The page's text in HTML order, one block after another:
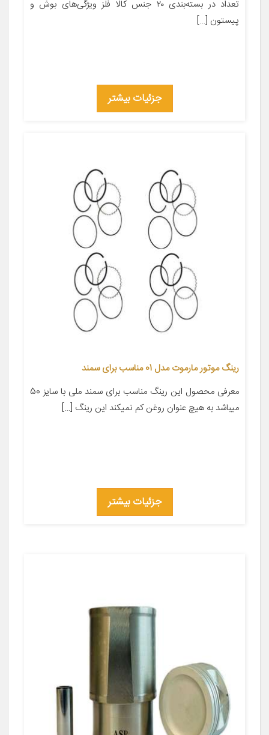
تعداد در بسته‌بندی ۲۰ جنس کالا فلز ویژگی‌های بوش و
پیستون […]
جزئیات بیشتر
رینگ موتور مارموت مدل 01 مناسب برای سمند
معرفی محصول این رینگ مناسب برای سمند ملی با سایز 50
میباشد به هیچ عنوان روغن کم نمیکند این رینگ […]
جزئیات بیشتر